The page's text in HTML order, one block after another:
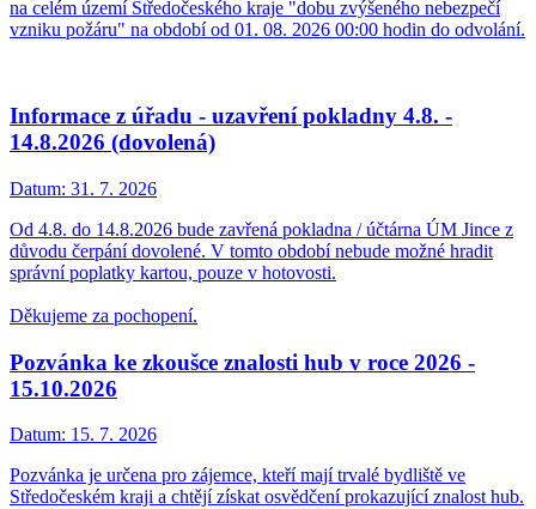
na celém území Středočeského kraje "dobu zvýšeného nebezpečí
vzniku požáru" na období od 01. 08. 2026 00:00 hodin do odvolání.
Informace z úřadu - uzavření pokladny 4.8. -
14.8.2026 (dovolená)
Datum: 31. 7. 2026
Od 4.8. do 14.8.2026 bude zavřená pokladna / účtárna ÚM Jince z
důvodu čerpání dovolené. V tomto období nebude možné hradit
správní poplatky kartou, pouze v hotovosti.
Děkujeme za pochopení.
Pozvánka ke zkoušce znalosti hub v roce 2026 -
15.10.2026
Datum: 15. 7. 2026
Pozvánka je určena pro zájemce, kteří mají trvalé bydliště ve
Středočeském kraji a chtějí získat osvědčení prokazující znalost hub.